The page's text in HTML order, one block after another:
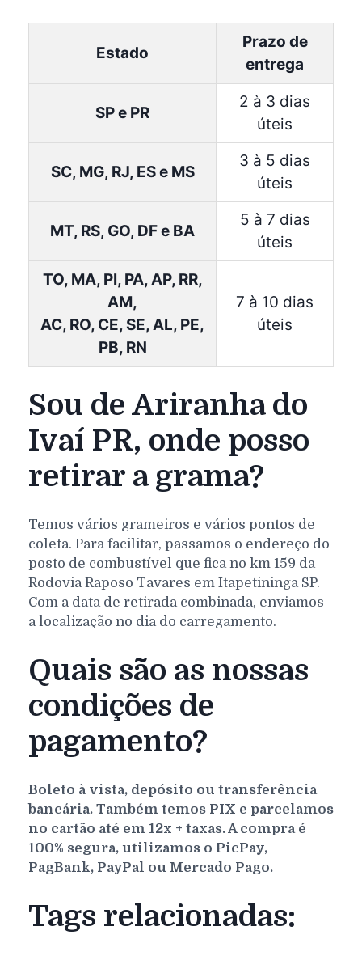
Estado
Prazo de
entrega
SP e PR
2 à 3 dias
úteis
SC, MG, RJ, ES e MS
3 à 5 dias
úteis
MT, RS, GO, DF e BA
5 à 7 dias
úteis
TO, MA, PI, PA, AP, RR,
AM,
AC, RO, CE, SE, AL, PE,
PB, RN
7 à 10 dias
úteis
Sou de Ariranha do
Ivaí PR, onde posso
retirar a grama?
Temos vários grameiros e vários pontos de
coleta. Para facilitar, passamos o endereço do
posto de combustível que fica no km 159 da
Rodovia Raposo Tavares em Itapetininga SP.
Com a data de retirada combinada, enviamos
a localização no dia do carregamento.
Quais são as nossas
condições de
pagamento?
Boleto à vista, depósito ou transferência
bancária. Também temos PIX e parcelamos
no cartão até em 12x + taxas. A compra é
100% segura, utilizamos o PicPay,
PagBank, PayPal ou Mercado Pago.
Tags relacionadas: